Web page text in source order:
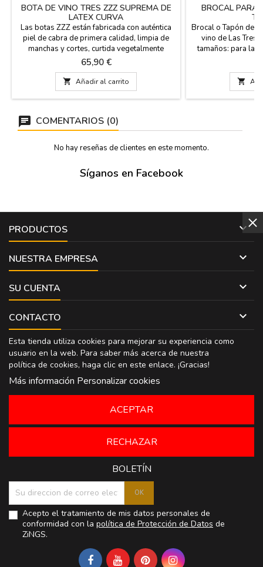
BOTA DE VINO TRES ZZZ SUPREMA DE
LATEX CURVA
Las botas ZZZ están fabricada con auténtica
piel de cabra de primera calidad, limpia de
manchas y cortes, curtida vegetalmente
mediante un proceso artesanal y tratada por
impregnación. Costura de la bota reforzada
mediante triple cosido. Brocal superior de
cierre en baquelita, totalmente hermético.
Impermeabilización interior mediante latex.
Precio
65,90 €
 Añadir al carrito
BROCAL PARA
Brocal o Tapón de
vino de Las Tres
tamaños: para las
y más capacidad
baquelita. 1 Lt
(MODELO 1) 2

COMENTARIOS (0)
No hay reseñas de clientes en este momento.
Síganos en Facebook
PRODUCTOS 
NUESTRA EMPRESA 
SU CUENTA 
CONTACTO 
Esta tienda utiliza cookies para mejorar su experiencia como
usuario en la web. Para saber más acerca de nuestra
política de cookies, haga clic en este enlace. ¡Gracias!
Más información Personalizar cookies
RECHAZAR
ACEPTAR
BOLETÍN
Acepto el tratamiento de mis datos personales de
conformidad con la política de Protección de Datos de
ZiNGS.